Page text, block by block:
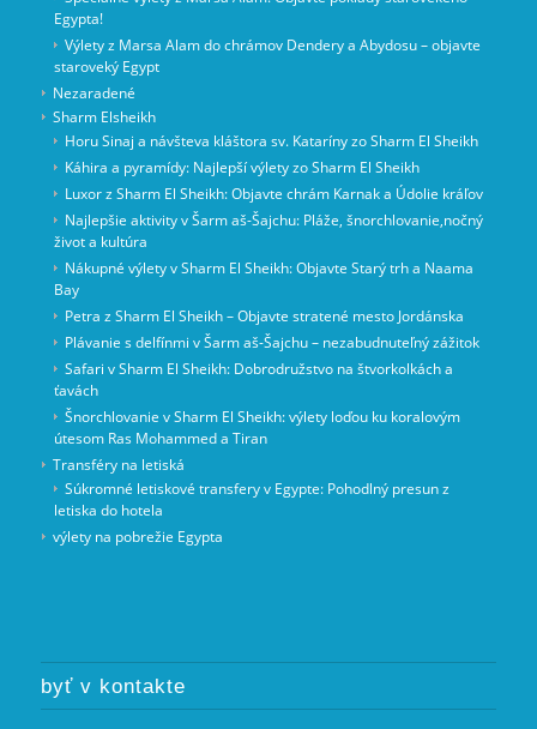
Egypta!
Výlety z Marsa Alam do chrámov Dendery a Abydosu – objavte
staroveký Egypt
Nezaradené
Sharm Elsheikh
Horu Sinaj a návšteva kláštora sv. Kataríny zo Sharm El Sheikh
Káhira a pyramídy: Najlepší výlety zo Sharm El Sheikh
Luxor z Sharm El Sheikh: Objavte chrám Karnak a Údolie kráľov
Najlepšie aktivity v Šarm aš-Šajchu: Pláže, šnorchlovanie,nočný
život a kultúra
Nákupné výlety v Sharm El Sheikh: Objavte Starý trh a Naama
Bay
Petra z Sharm El Sheikh – Objavte stratené mesto Jordánska
Plávanie s delfínmi v Šarm aš-Šajchu – nezabudnuteľný zážitok
Safari v Sharm El Sheikh: Dobrodružstvo na štvorkolkách a
ťavách
Šnorchlovanie v Sharm El Sheikh: výlety loďou ku koralovým
útesom Ras Mohammed a Tiran
Transféry na letiská
Súkromné letiskové transfery v Egypte: Pohodlný presun z
letiska do hotela
výlety na pobrežie Egypta
byť v kontakte